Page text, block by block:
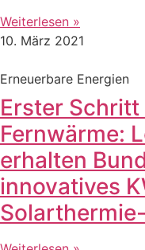
Weiterlesen »
10. März 2021
Erneuerbare Energien
Erster Schritt
Fernwärme:
erhalten
innovatives